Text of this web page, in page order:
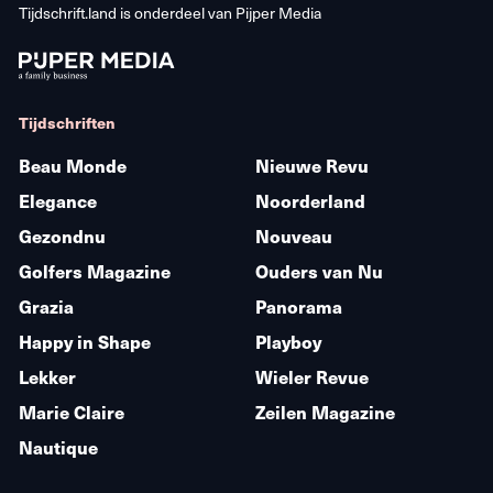
Tijdschrift.land is onderdeel van Pijper Media
Tijdschriften
Beau Monde
Elegance
Gezondnu
Golfers Magazine
Grazia
Happy in Shape
Lekker
Marie Claire
Nautique
Nieuwe Revu
Noorderland
Nouveau
Ouders van Nu
Panorama
Playboy
Wieler Revue
Zeilen Magazine